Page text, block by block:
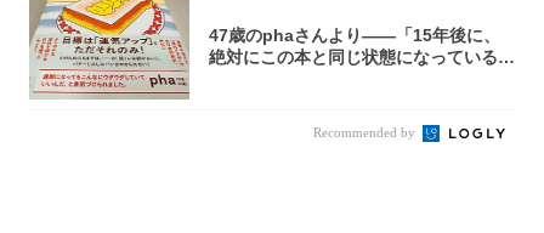
47歳のphaさんより――「15年後に、
絶対にこの本と同じ状態になっている自
Recommended by